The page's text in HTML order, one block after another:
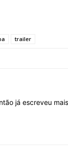
trailer
já escreveu